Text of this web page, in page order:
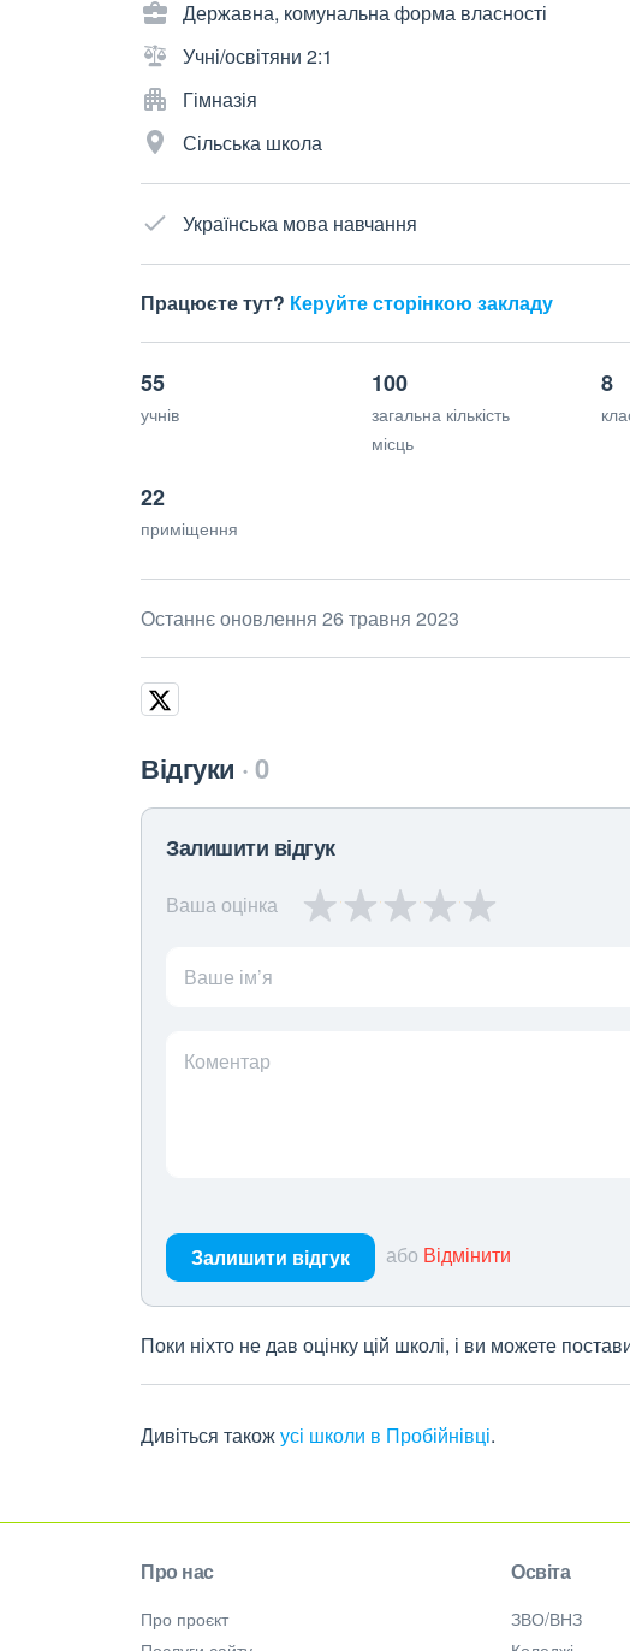
Державна, комунальна форма власності
Учні/освітяни 2:1
Гімназія
Сільська школа
Українська мова навчання
Працюєте тут? Керуйте сторінкою закладу
55
учнів
100
загальна кількість
місць
8
22
приміщення
Останнє оновлення 26 травня 2023
Відгуки 0
Залишити відгук
Ваша оцінка
Ваше ім’я
Коментар
Залишити відгук або Відмінити
Поки ніхто не дав оцінку цій школі, і ви можете
Дивіться такожусі школи в Пробійнівці.
Про нас
Про проєкт
Освіта
ЗВО/ВНЗ